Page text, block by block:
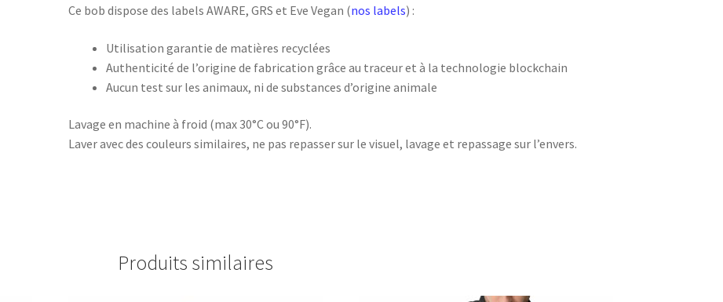
Ce bob dispose des labels AWARE, GRS et Eve Vegan (nos labels) :
Utilisation garantie de matières recyclées
Authenticité de l’origine de fabrication grâce au traceur et à la technologie blockchain
Aucun test sur les animaux, ni de substances d’origine animale
Lavage en machine à froid (max 30°C ou 90°F).
Laver avec des couleurs similaires, ne pas repasser sur le visuel, lavage et repassage sur l’envers.
Produits similaires